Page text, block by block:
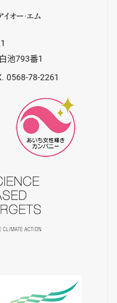
池793番1
0568-78-2261